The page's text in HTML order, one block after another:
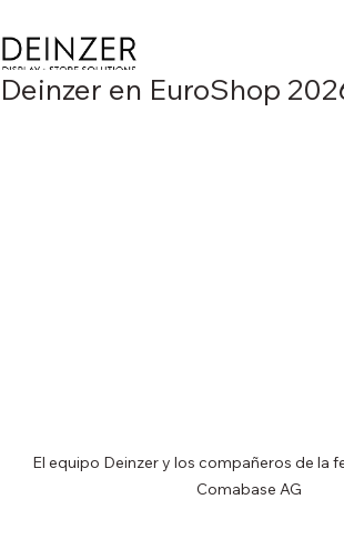
Deinzer en EuroShop
El equipo Deinzer y los compañeros de la
Comabase AG